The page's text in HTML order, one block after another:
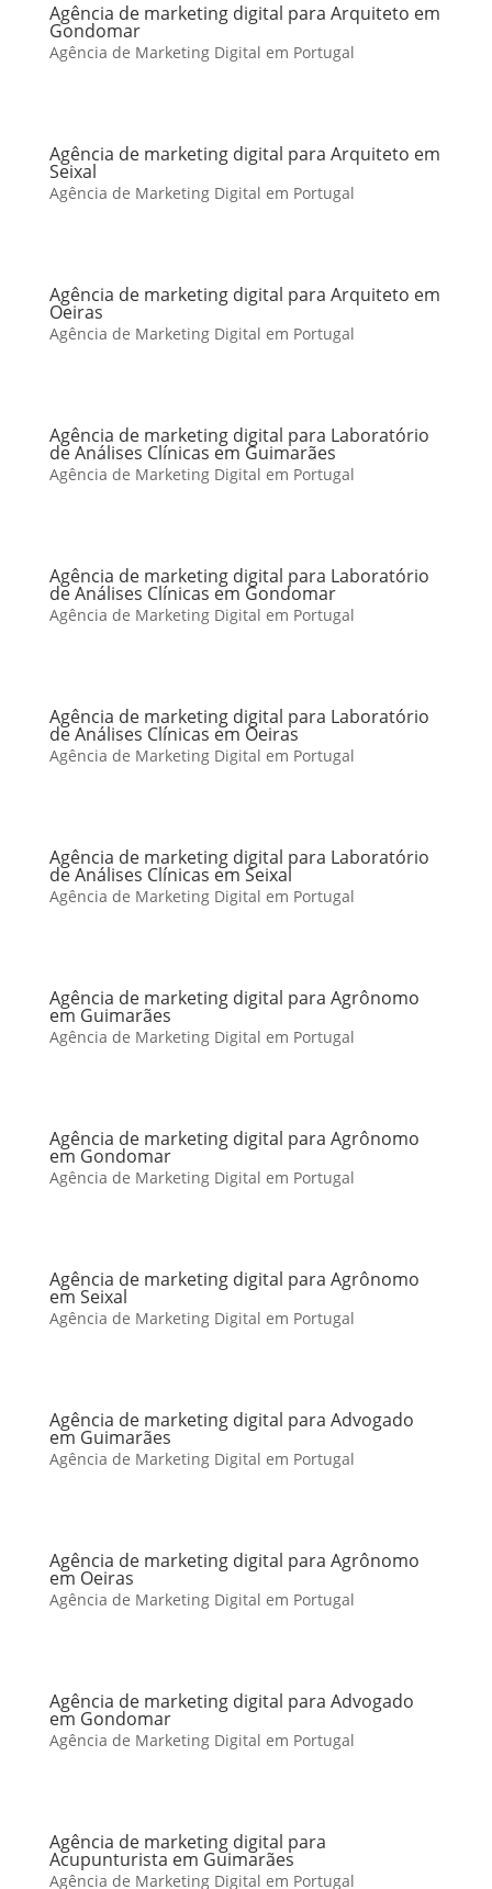
Agência de marketing digital para Arquiteto em
Gondomar
Agência de Marketing Digital em Portugal
Agência de marketing digital para Arquiteto em
Seixal
Agência de Marketing Digital em Portugal
Agência de marketing digital para Arquiteto em
Oeiras
Agência de Marketing Digital em Portugal
Agência de marketing digital para Laboratório
de Análises Clínicas em Guimarães
Agência de Marketing Digital em Portugal
Agência de marketing digital para Laboratório
de Análises Clínicas em Gondomar
Agência de Marketing Digital em Portugal
Agência de marketing digital para Laboratório
de Análises Clínicas em Oeiras
Agência de Marketing Digital em Portugal
Agência de marketing digital para Laboratório
de Análises Clínicas em Seixal
Agência de Marketing Digital em Portugal
Agência de marketing digital para Agrônomo
em Guimarães
Agência de Marketing Digital em Portugal
Agência de marketing digital para Agrônomo
em Gondomar
Agência de Marketing Digital em Portugal
Agência de marketing digital para Agrônomo
em Seixal
Agência de Marketing Digital em Portugal
Agência de marketing digital para Advogado
em Guimarães
Agência de Marketing Digital em Portugal
Agência de marketing digital para Agrônomo
em Oeiras
Agência de Marketing Digital em Portugal
Agência de marketing digital para Advogado
em Gondomar
Agência de Marketing Digital em Portugal
Agência de marketing digital para
Acupunturista em Guimarães
Agência de Marketing Digital em Portugal